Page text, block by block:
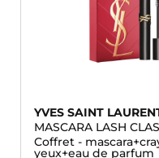
YVES SAINT
MASCARA LASH
Coffret -
yeux+eau de parfum